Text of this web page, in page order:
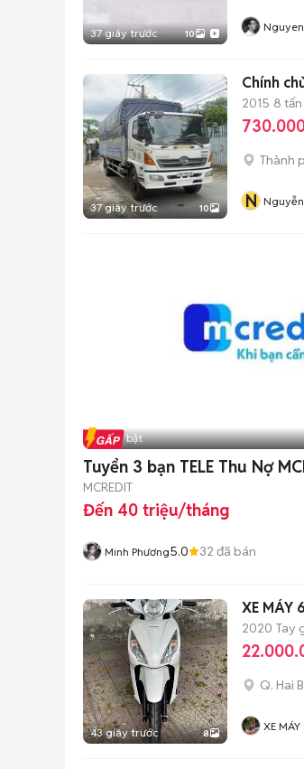
37 giây trước 10
37 giây trước 10
Chính
2015 8 tấn
Thành
N
Tin nổi bật
Tuyển 3 bạn TELE Thu Nợ
MCREDIT
Đến 40 triệu/tháng
Minh Phương5.0 32 đã bán
43 giây trước 8
XE MÁY
2020 Tay
Q. Hai
XE